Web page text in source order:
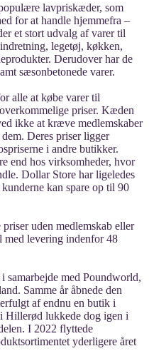
lavpriskæder, som
for at handle hjemmefra –
et stort udvalg af varer til
legetøj, køkken,
Derudover har de
sæsonbetonede varer.
alle at købe varer til
priser. Kæden
ikke at kræve medlemskaber
Deres priser ligger
i andre butikker.
end hos virksomheder, hvor
Dollar Store har ligeledes
kan spare op til 90
uden medlemskab eller
med levering indenfor 48
med Poundworld,
Samme år åbnede den
af endnu en butik i
Hillerød lukkede dog igen i
I 2022 flyttede
yderligere året